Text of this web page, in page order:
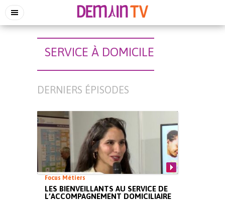
SERVICE À DOMICILE
DERNIERS ÉPISODES
Focus Métiers
LES BIENVEILLANTS AU SERVICE DE
L’ACCOMPAGNEMENT DOMICILIAIRE